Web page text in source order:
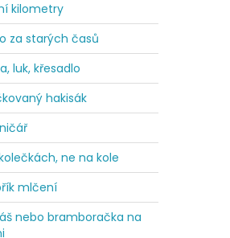
kilometry
za starých časů
luk, křesadlo
hakisák
ne na kole
mlčení
nebo bramboračka na